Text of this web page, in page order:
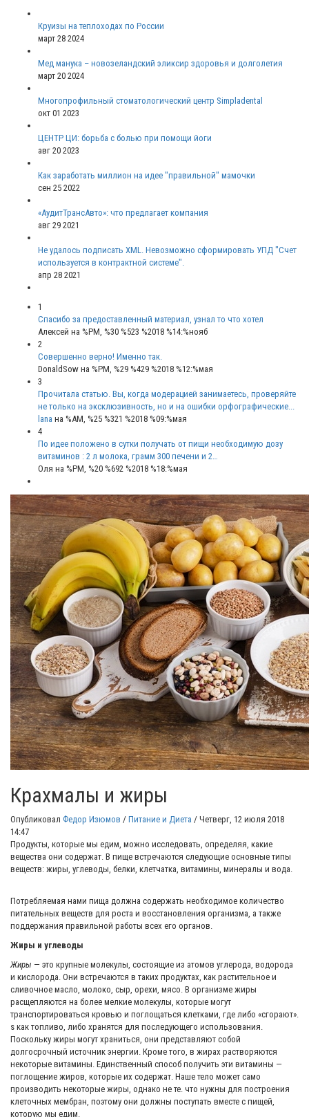
Круизы на теплоходах по России
март 28 2024
Мед манука – новозеландский эликсир здоровья и долголетия
март 20 2024
Многопрофильный стоматологический центр Simpladental
окт 01 2023
ЦЕНТР ЦИ: борьба с болью при помощи йоги
авг 20 2023
Как заработать миллион на идее "правильной" мамочки
сен 25 2022
«АудитТрансАвто»: что предлагает компания
авг 29 2021
Не удалось подписать XML. Невозможно сформировать УПД "Счет
используется в контрактной системе".
апр 28 2021
1
Спасибо за предоставленный материал, узнал то что хотел
Алексей на %PM, %30 %523 %2018 %14:%нояб
2
Совершенно верно! Именно так.
DonaldSow на %PM, %29 %429 %2018 %12:%мая
3
Прочитала статью. Вы, когда модерацией занимаетесь, проверяйте
не только на эксклюзивность, но и на ошибки орфографические...
lana на %AM, %25 %321 %2018 %09:%мая
4
По идее положено в сутки получать от пищи необходимую дозу
витаминов : 2 л молока, грамм 300 печени и 2…
Оля на %PM, %20 %692 %2018 %18:%мая
Крахмалы и жиры
Опубликовал Федор Изюмов / Питание и Диета / Четверг, 12 июля 2018
14:47
Продукты, которые мы едим, можно исследовать, определяя, какие
вещества они содержат. В пище встречаются следующие основные типы
веществ: жиры, углеводы, белки, клетчатка, витамины, минералы и вода.
Потребляемая нами пища должна содержать необходимое количество
питательных веществ для роста и восстановления организма, а также
поддержания правильной работы всех его органов.
Жиры и углеводы
Жиры — это крупные молекулы, состоящие из атомов углерода, водорода
и кислорода. Они встречаются в таких продуктах, как растительное и
сливочное масло, молоко, сыр, орехи, мясо. В организме жиры
расщепляются на более мелкие молекулы, которые могут
транспортироваться кровью и поглощаться клетками, где либо «сгорают».
s как топливо, либо хранятся для последующего использования.
Поскольку жиры могут храниться, они представляют собой
долгосрочный источник энергии. Кроме того, в жирах растворяются
некоторые витамины. Единственный способ получить эти витамины —
поглощение жиров, которые их содержат. Наше тело может само
производить некоторые жиры, однако не те. что нужны для построения
клеточных мембран, поэтому они должны поступать вместе с пищей,
которую мы едим.